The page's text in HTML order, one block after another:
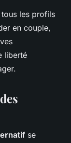
tous les profils
en couple,
liberté
se